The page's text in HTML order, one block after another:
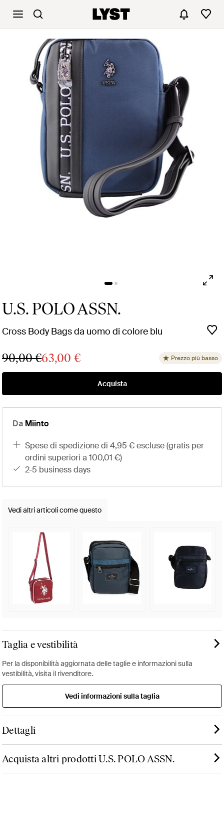
U.S. POLO ASSN.
Cross Body Bags da uomo di colore blu
90,00 €63,00 € Prezzo più basso
Acquista
Da Miinto
spese di spedizione di 4,95 € escluse (gratis per
ordini superiori a 100,01 €)
2-5 business days
Vedi altri articoli come questo
Taglia e vestibilità
Per la disponibilità aggiornata delle taglie e informazioni sulla
vestibilità, visita il rivenditore.
Vedi informazioni sulla taglia
Dettagli
Acquista altri prodotti U.S. POLO ASSN.